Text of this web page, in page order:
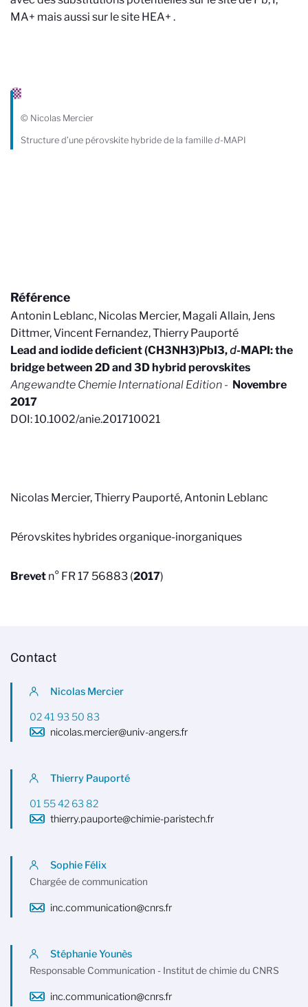
MA+ mais aussi sur le site HEA+ .
© Nicolas Mercier
Structure d’une pérovskite hybride de la famille d-MAPI
Référence
Antonin Leblanc, Nicolas Mercier, Magali Allain, Jens
Dittmer, Vincent Fernandez, Thierry Pauporté
Lead and iodide deficient (CH3NH3)PbI3,d-MAPI: the
bridge between 2D and 3D hybrid perovskites
Angewandte Chemie International Edition - Novembre
2017
DOI: 10.1002/anie.201710021
Nicolas Mercier, Thierry Pauporté, Antonin Leblanc
Pérovskites hybrides organique-inorganiques
Brevet n° FR 17 56883 (2017)
Contact
Nicolas Mercier
02 41 93 50 83
nicolas.mercier@univ-angers.fr
Thierry Pauporté
01 55 42 63 82
thierry.pauporte@chimie-paristech.fr
Sophie Félix
Chargée de communication
inc.communication@cnrs.fr
Stéphanie Younès
Responsable Communication - Institut de chimie du CNRS
inc.communication@cnrs.fr